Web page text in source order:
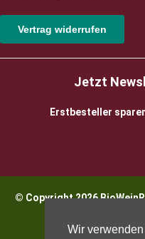
Wir
Vertrag widerrufen
Jetzt
Erstbesteller
© Copyright 2026